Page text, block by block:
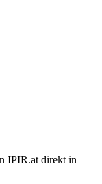
IPIR.at direkt in